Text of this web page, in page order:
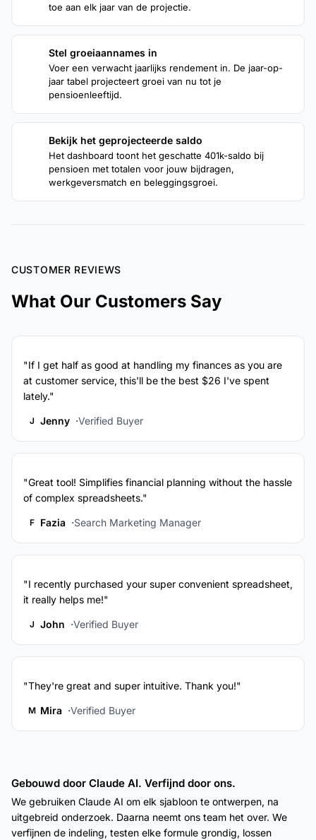
toe aan elk jaar van de projectie.
Stel groeiaannames in
Voer een verwacht jaarlijks rendement in. De jaar-op-
jaar tabel projecteert groei van nu tot je
pensioenleeftijd.
Bekijk het geprojecteerde saldo
Het dashboard toont het geschatte 401k-saldo bij
pensioen met totalen voor jouw bijdragen,
werkgeversmatch en beleggingsgroei.
CUSTOMER REVIEWS
What Our Customers Say
"If I get half as good at handling my finances as you are
at customer service, this'll be the best $26 I've spent
lately."
J Jenny Verified Buyer
"Great tool! Simplifies financial planning without the hassle
of complex spreadsheets."
F Fazia Search Marketing Manager
"I recently purchased your super convenient spreadsheet,
it really helps me!"
J John Verified Buyer
"They're great and super intuitive. Thank you!"
M Mira Verified Buyer
Gebouwd door Claude AI. Verfijnd door ons.
We gebruiken Claude AI om elk sjabloon te ontwerpen, na
uitgebreid onderzoek. Daarna neemt ons team het over. We
verfijnen de indeling, testen elke formule grondig, lossen